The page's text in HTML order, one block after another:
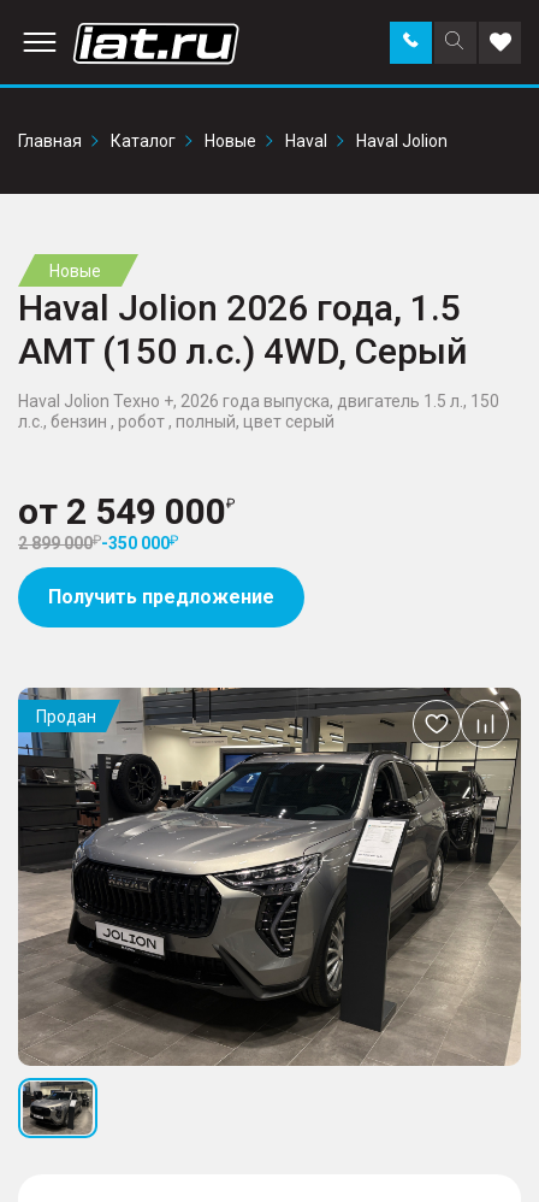
Поиск
по
Заказать
звонок в
Главная
Каталог Новые Haval Haval Jolion
Новые
Haval Jolion 2026 года, 1.5
AMT (150 л.с.) 4WD, Серый
Haval Jolion Техно +, 2026 года выпуска, двигатель 1.5 л., 150
л.с., бензин , робот , полный, цвет серый
от 2 549 000
2 899 000 -350 000
Получить предложение
Продан
Добавить
в
избранное